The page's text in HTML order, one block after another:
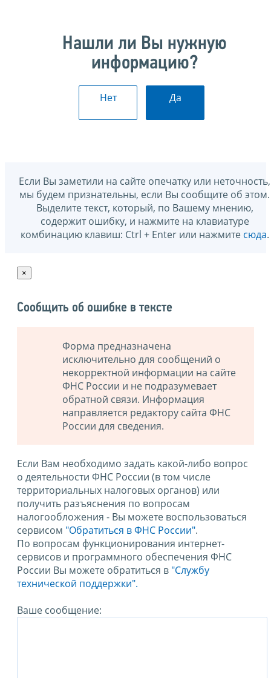
Нашли ли Вы нужную
информацию?
Нет Да
Если Вы заметили на сайте опечатку или неточность,
мы будем признательны, если Вы сообщите об этом.
Выделите текст, который, по Вашему мнению,
содержит ошибку, и нажмите на клавиатуре
комбинацию клавиш: Ctrl + Enter или нажмите сюда.
×
Сообщить об ошибке в тексте
Форма предназначена
исключительно для сообщений о
некорректной информации на сайте
ФНС России и не подразумевает
обратной связи. Информация
направляется редактору сайта ФНС
России для сведения.
Если Вам необходимо задать какой-либо вопрос
о деятельности ФНС России (в том числе
территориальных налоговых органов) или
получить разъяснения по вопросам
налогообложения - Вы можете воспользоваться
сервисом "Обратиться в ФНС России".
По вопросам функционирования интернет-
сервисов и программного обеспечения ФНС
России Вы можете обратиться в "Службу
технической поддержки".
Ваше сообщение: